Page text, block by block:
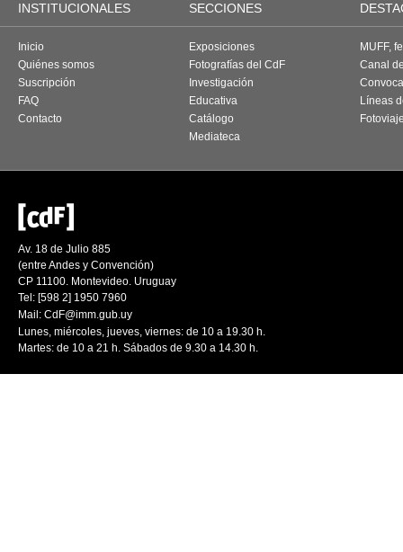
INSTITUCIONALES SECCIONES
Inicio
Quiénes somos
Suscripción
FAQ
Contacto
Exposiciones
Fotografías del CdF
Investigación
Educativa
Catálogo
Mediateca
MUFF,
Canal
Líneas
Av. 18 de Julio 885
(entre Andes y Convención)
CP 11100. Montevideo. Uruguay
Tel: [598 2] 1950 7960
Mail: CdF@imm.gub.uy
Lunes, miércoles, jueves, viernes: de 10 a 19.30 h.
Martes: de 10 a 21 h. Sábados de 9.30 a 14.30 h.